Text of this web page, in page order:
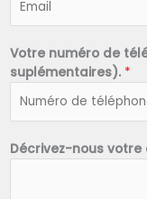
Votre numéro de
suplémentaires). *
Décrivez-nous votre